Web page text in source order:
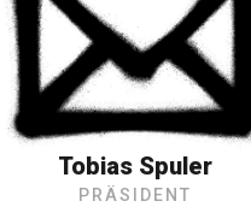
Tobias Spuler
PRÄSIDENT